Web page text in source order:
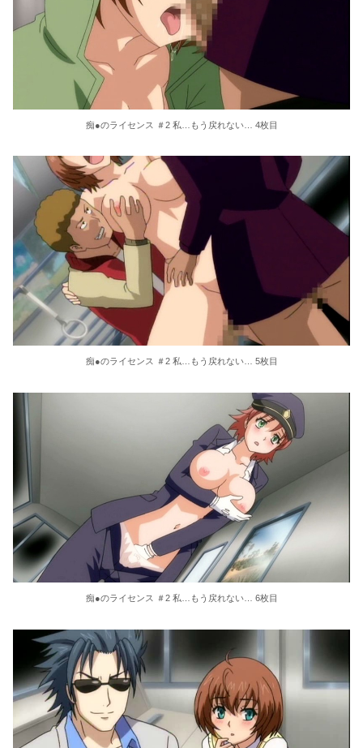
痴●のライセンス ＃2 私…もう戻れない… 4枚目
痴●のライセンス ＃2 私…もう戻れない… 5枚目
痴●のライセンス ＃2 私…もう戻れない… 6枚目